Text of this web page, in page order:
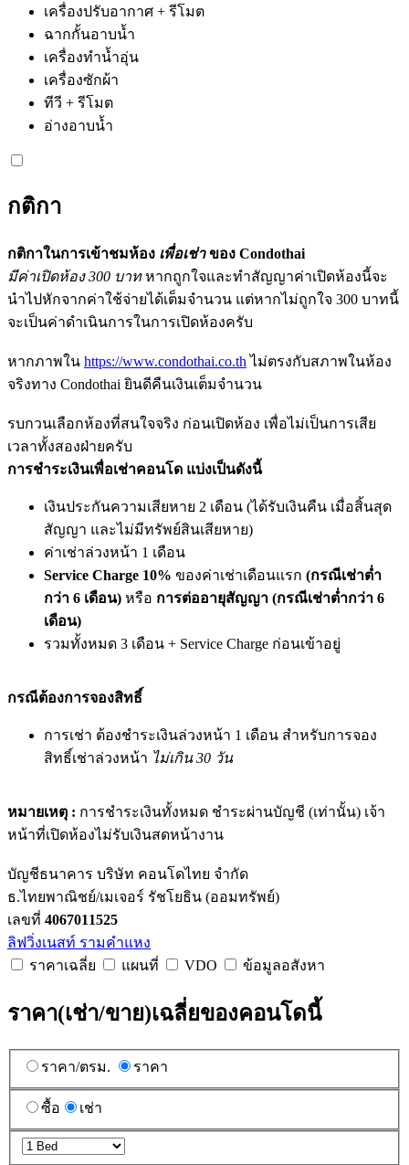
เครื่องปรับอากาศ + รีโมต
ฉากกั้นอาบน้ำ
เครื่องทำน้ำอุ่น
เครื่องซักผ้า
ทีวี + รีโมต
อ่างอาบน้ำ
กติกา
กติกาในการเข้าชมห้อง เพื่อเช่าของ Condothai
มีค่าเปิดห้อง 300 บาทหากถูกใจและทำสัญญาค่าเปิดห้องนี้จะ
นำไปหักจากค่าใช้จ่ายได้เต็มจำนวน แต่หากไม่ถูกใจ 300 บาทนี้
จะเป็นค่าดำเนินการในการเปิดห้องครับ
หากภาพใน https://www.condothai.co.th ไม่ตรงกับสภาพในห้อง
จริงทาง Condothai ยินดีคืนเงินเต็มจำนวน
รบกวนเลือกห้องที่สนใจจริง ก่อนเปิดห้อง เพื่อไม่เป็นการเสีย
เวลาทั้งสองฝ่ายครับ
การชำระเงินเพื่อเช่าคอนโด แบ่งเป็นดังนี้
เงินประกันความเสียหาย 2 เดือน (ได้รับเงินคืน เมื่อสิ้นสุด
สัญญา และไม่มีทรัพย์สินเสียหาย)
ค่าเช่าล่วงหน้า 1 เดือน
Service Charge 10% ของค่าเช่าเดือนแรก (กรณีเช่าต่ำ
กว่า 6 เดือน) หรือ การต่ออายุสัญญา (กรณีเช่าต่ำกว่า 6
เดือน)
รวมทั้งหมด 3 เดือน + Service Charge ก่อนเข้าอยู่
กรณีต้องการจองสิทธิ์
การเช่า ต้องชำระเงินล่วงหน้า 1 เดือน สำหรับการจอง
สิทธิ์เช่าล่วงหน้า ไม่เกิน 30 วัน
หมายเหตุ : การชำระเงินทั้งหมด ชำระผ่านบัญชี (เท่านั้น) เจ้า
หน้าที่เปิดห้องไม่รับเงินสดหน้างาน
บัญชีธนาคาร บริษัท คอนโดไทย จำกัด
ธ.ไทยพาณิชย์/เมเจอร์ รัชโยธิน (ออมทรัพย์)
เลขที่ 4067011525
ลิฟวิ่งเนสท์ รามคำแหง
ราคาเฉลี่ย
แผนที่ VDO ข้อมูลอสังหา
ราคา(เช่า/ขาย)เฉลี่ยของคอนโดนี้
ราคา/ตรม. ราคา
ซื้อ เช่า